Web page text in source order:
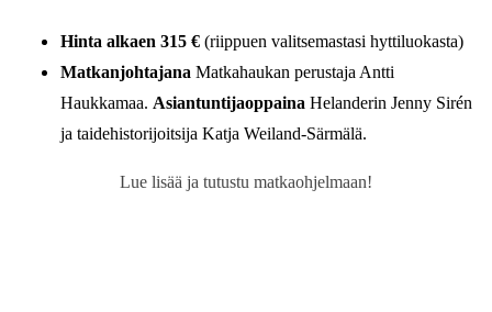
Hinta alkaen 315 € (riippuen valitsemastasi hyttiluokasta)
Matkanjohtajana Matkahaukan perustaja Antti
Haukkamaa. Asiantuntijaoppaina Helanderin Jenny Sirén
ja taidehistorijoitsija Katja Weiland-Särmälä.
Lue lisää ja tutustu matkaohjelmaan!